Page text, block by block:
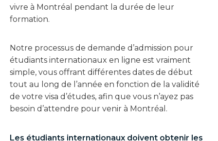
vivre à Montréal pendant la durée de leur
formation.
Notre processus de demande d’admission pour
étudiants internationaux en ligne est vraiment
simple, vous offrant différentes dates de début
tout au long de l’année en fonction de la validité
de votre visa d’études, afin que vous n’ayez pas
besoin d’attendre pour venir à Montréal.
Les étudiants internationaux doivent obtenir les